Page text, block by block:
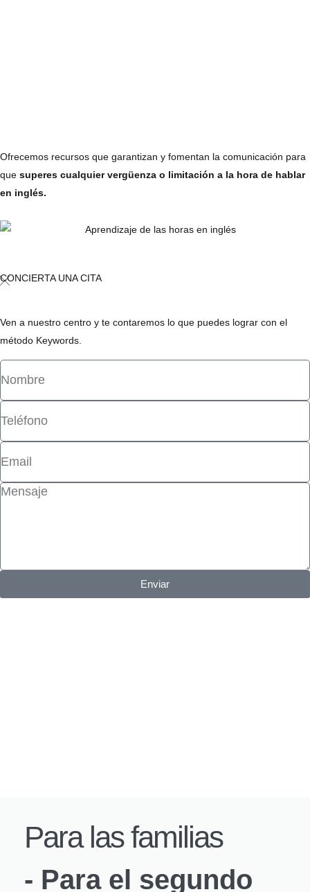
Ofrecemos recursos que garantizan y fomentan la comunicación para
que superes cualquier vergüenza o limitación a la hora de hablar
en inglés.
CONCIERTA UNA CITA
Ven a nuestro centro y te contaremos lo que puedes lograr con el
método Keywords.
Enviar
Para las familias
- Para el segundo